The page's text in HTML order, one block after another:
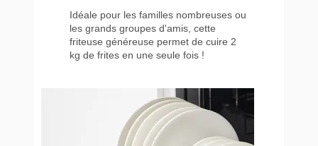
Idéale pour les familles nombreuses ou
les grands groupes d'amis, cette
friteuse généreuse permet de cuire 2
kg de frites en une seule fois !